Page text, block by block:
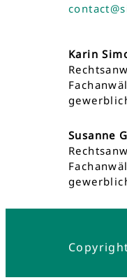
Karin
Susanne